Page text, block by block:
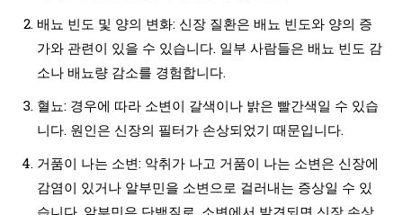
배뇨 빈도 및 양의 변화: 신장 질환은 배뇨 빈도와 양의 증
가와 관련이 있을 수 있습니다. 일부 사람들은 배뇨 빈도 감
소나 배뇨량 감소를 경험합니다.
혈뇨: 경우에 따라 소변이 갈색이나 밝은 빨간색일 수 있습
니다. 원인은 신장의 필터가 손상되었기 때문입니다.
거품이 나는 소변: 악취가 나고 거품이 나는 소변은 신장에
감염이 있거나 알부민을 소변으로 걸러내는 증상일 수 있
습니다. 알부민은 단백질로, 소변에서 발견되면 신장 손상